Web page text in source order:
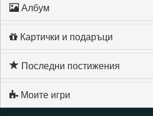
Албум
Картички и подаръци
Последни постижения
Моите игри